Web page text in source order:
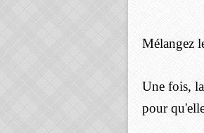
Mélangez
Une fois,
pour